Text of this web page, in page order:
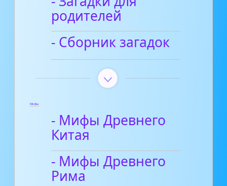
родителей
- Сборник загадок
Мифы
- Мифы Древнего
Китая
- Мифы Древнего
Рима